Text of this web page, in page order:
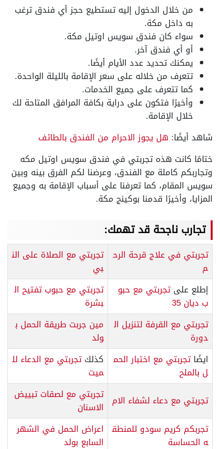
من خلال الدخول إليه تستطيع حجز أي فندق ترغب
به داخل مكة.
سواء كان فندق سويس اوتيل مكة.
أو أي فندق آخر.
يمكنك تحديد عدد الأيام أيضًا.
تتعرف من خلاله على سعر الإقامة بالليلة الواحدة.
كما تتعرف على جميع الخدمات.
وأخيرًا فتكون على دراية بكافة المرافق المتاحة لك
خلال الإقامة.
شاهد أيضًا: هل يجوز الاحرام من الفندق بالطائف
ختامًا كانت هذه تجربتي في فندق سويس اوتيل مكه
وتجاربكم كاملة مع الفندق، وعرضنا لكم الفرق بينه وبين
سويس المقام، كما تعرفنا على أسباب الإقامة به وجميع
المزايا، وأخيرًا قدمنا بوكينج مكة.
تجارب ناجحة قد تهمك:
تجربتي في علاج قرحة الرح
م
تجربتي مع الصلاة على الن
بي
إطلع علىتجربتي مع حبو
ب ديان 35
تجربتي مع حبوب تفتيح ال
بشرة
تجربتي مع القرفة لتنزيل ال
دورة
مين جربت طريقة الحمل ب
ولد
ايضًاتجربتي مع اختبار الحم
ل بالملح
كذلكتجربتي مع الدعاء لل
ميت
تجربتي مع دعاء لشفاء الام تجربتي مع لصقات تبييض
الاسنان
تجربكم كريم سودو للمنطق
ه الحساسة
اعراض الحمل في الشهر
السابع بولد